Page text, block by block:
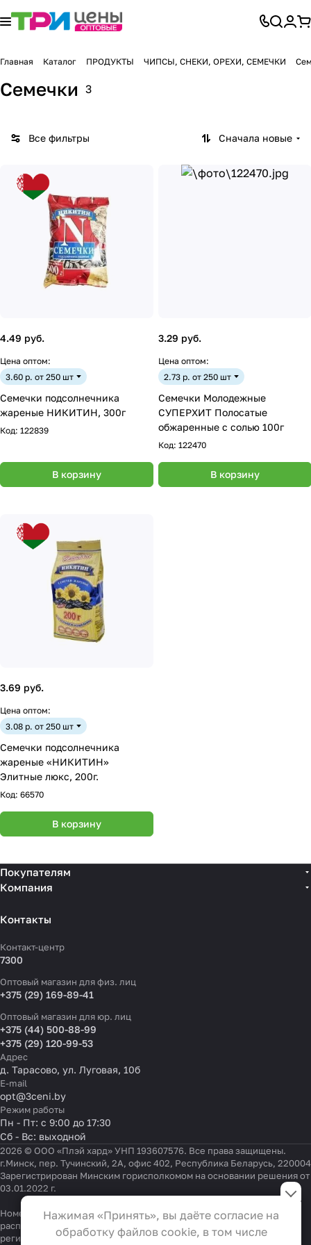
Главная Каталог ПРОДУКТЫ ЧИПСЫ, СНЕКИ, ОРЕХИ, СЕМЕЧКИ
Семечки 3
Все фильтры Сначала новые
4.49 руб.
Цена оптом:
3.60 р. от 250 шт
Семечки подсолнечника
жареные НИКИТИН, 300г
Код: 122839
В корзину
3.29 руб.
Цена оптом:
2.73 р. от 250 шт
Семечки Молодежные
СУПЕРХИТ Полосатые
обжаренные с солью 100г
Код: 122470
В корзину
3.69 руб.
Цена оптом:
3.08 р. от 250 шт
Семечки подсолнечника
жареные «НИКИТИН»
Элитные люкс, 200г.
Код: 66570
В корзину
Покупателям
Компания
Контакты
Контакт-центр
7300
Оптовый магазин для физ. лиц
+375 (29) 169-89-41
Оптовый магазин для юр. лиц
+375 (44) 500-88-99
+375 (29) 120-99-53
Адрес
д. Тарасово, ул. Луговая, 10б
E-mail
opt@3ceni.by
Режим работы
Пн - Пт: с 9:00 до 17:30
Сб - Вс: выходной
2026 © ООО «Плэй хард» УНП 193607576. Все права защищены.
г.Минск, пер. Тучинский, 2А, офис 402, Республика Беларусь, 220004
Зарегистрирован Минским горисполкомом на основании решения от
03.01.2022 г.
Номер телефона работников местных исполнительных и
распорядительных органов по месту государственной
регистрации ООО «Плэй хард», уполномоченных рассматривать
Настройки файлов cookie
Функциональные
Эти файлы необходимы для
функционирования сайта и не
Нажимая «Принять», вы даёте согласие на
обработку файлов cookie, в том числе